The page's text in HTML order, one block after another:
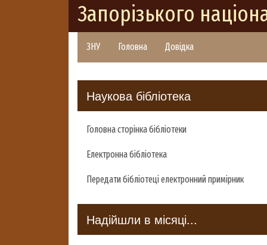
Запорізького
ЗНУ Головна Довідка
Наукова бібліотека
Головна сторінка бібліотеки
Електронна бібліотека
Передати бібліотеці електронний примірник
Надійшли в місяці...